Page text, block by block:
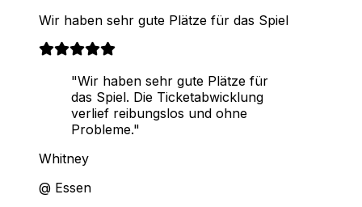
Wir haben sehr gute Plätze für das Spiel
"Wir haben sehr gute Plätze für
das Spiel. Die Ticketabwicklung
verlief reibungslos und ohne
Probleme."
Whitney
@ Essen